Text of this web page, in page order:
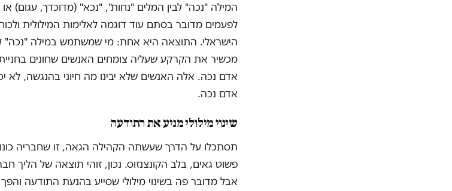
המילה "נכה" לבין המלים "נחות", "נכא" (מדוכדך, עגום)
לפעמים מדובר בסתם עוד דוגמה לאלימות המילולית
הישראלי. התוצאה היא אחת: מי שמשתמש במילה "נכה"
מכשיר את הקרקע שעליה צומחים האנשים שחונים
אדם נכה. אלה האנשים שלא יבינו מה חיוני בהנגשה, לא
אדם נכה.
שינוי מילולי מניע את התודעה
תסתכלו על הדרך שעשתה הקהילה הגאה, זו שחבריה
פשוט גאים, בלב הקונצנזוס. נכון, זוהי תוצאה של
אבל מדובר פה בשינוי מילולי שסייע בהנעת התודעה